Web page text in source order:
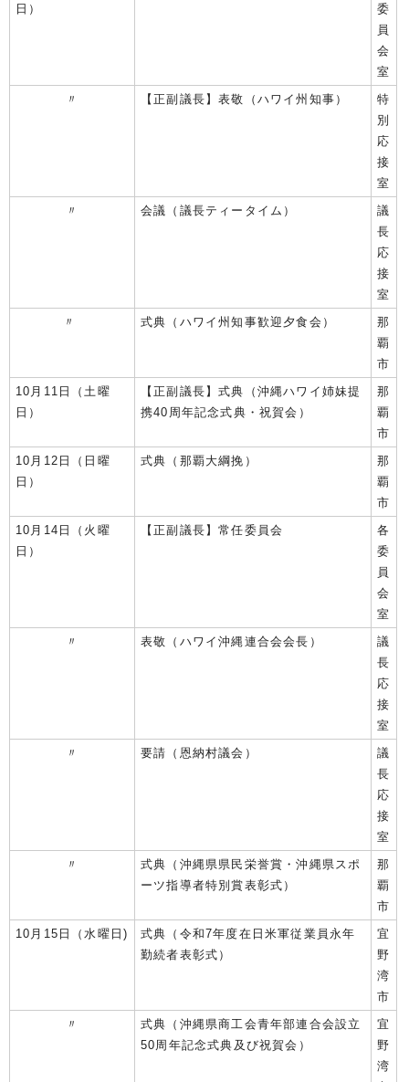
日）
委
員
会
室
〃
【正副議長】表敬（ハワイ州知事）
特
別
応
接
室
〃
会議（議長ティータイム）
議
長
応
接
室
〃
式典（ハワイ州知事歓迎夕食会）
那
覇
市
10月11日（土曜
日）
【正副議長】式典（沖縄ハワイ姉妹提
携40周年記念式典・祝賀会）
那
覇
市
10月12日（日曜
日）
式典（那覇大綱挽）
那
覇
市
10月14日（火曜
日）
【正副議長】常任委員会
各
委
員
会
室
〃
表敬（ハワイ沖縄連合会会長）
議
長
応
接
室
〃
要請（恩納村議会）
議
長
応
接
室
〃
式典（沖縄県県民栄誉賞・沖縄県スポ
ーツ指導者特別賞表彰式）
那
覇
市
10月15日（水曜日)
式典（令和7年度在日米軍従業員永年
勤続者表彰式）
宜
野
湾
市
〃
式典（沖縄県商工会青年部連合会設立
50周年記念式典及び祝賀会）
宜
野
湾